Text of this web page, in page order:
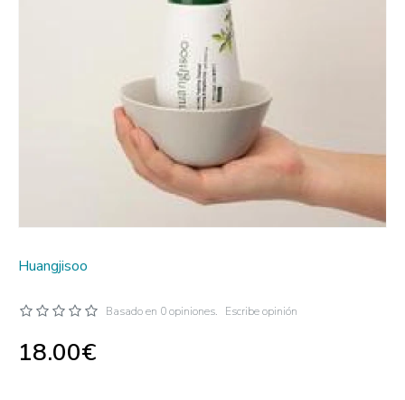
Huangjisoo
Basado en 0 opiniones. Escribe opinión
18.00€